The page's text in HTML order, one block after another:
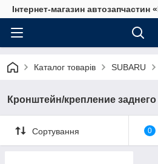
Інтернет-магазин автозапчастин
Каталог товарів SUBARU
Кронштейн/крепление
Сортування 0